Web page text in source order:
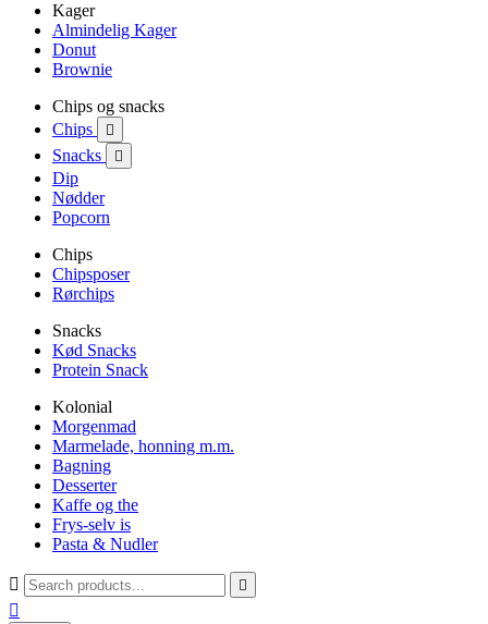
Kager
Almindelig Kager
Donut
Brownie
Chips og snacks
Chips

Snacks 
Dip
Nødder
Popcorn
Chips
Chipsposer
Rørchips
Snacks
Kød Snacks
Protein Snack
Kolonial
Morgenmad
Marmelade, honning m.m.
Bagning
Desserter
Kaffe og the
Frys-selv is
Pasta & Nudler
 
